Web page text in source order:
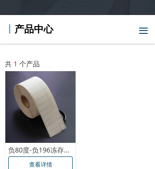
产品中心 끀
共 1 个产品
负80度-负196冻存管冷冻标签
查看详情